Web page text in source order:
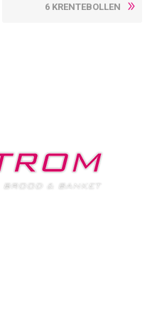
6 KRENTEBOLLEN